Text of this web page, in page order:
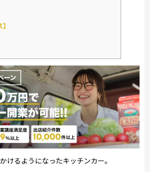
けるようになったキッチンカー。